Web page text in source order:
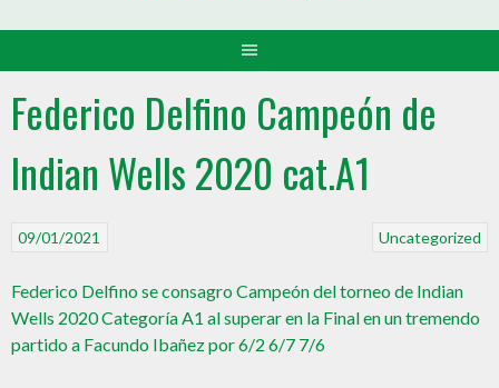
Federico Delfino Campeón de
Indian Wells 2020 cat.A1
Uncategorized
09/01/2021
Federico Delfino se consagro Campeón del torneo de Indian
Wells 2020 Categoría A1 al superar en la Final en un tremendo
partido a Facundo Ibañez por 6/2 6/7 7/6